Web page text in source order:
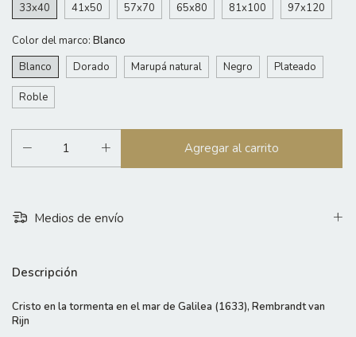
33x40
41x50 57x70 65x80 81x100 97x120
Color del marco: Blanco
Blanco
Dorado Marupá natural Negro Plateado
Roble
Medios de envío
Descripción
Cristo en la tormenta en el mar de Galilea (1633), Rembrandt van
Rijn